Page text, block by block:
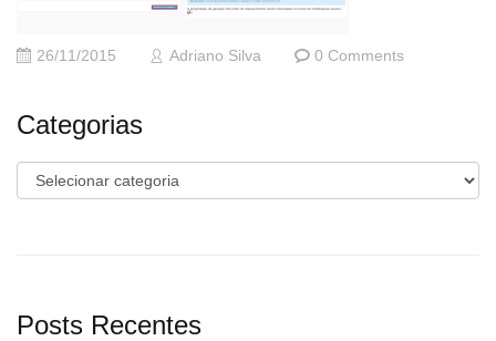
26/11/2015 Adriano Silva 0 Comments
Categorias
Categorias
Posts Recentes